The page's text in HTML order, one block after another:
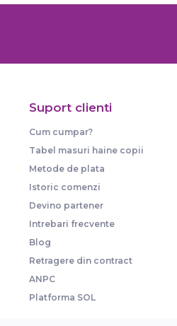
Suport clienti
Cum cumpar?
Tabel masuri haine copii
Metode de plata
Istoric comenzi
Devino partener
Intrebari frecvente
Blog
Retragere din contract
ANPC
Platforma SOL